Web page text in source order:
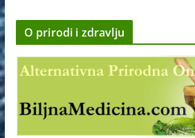
O prirodi i zdravlju